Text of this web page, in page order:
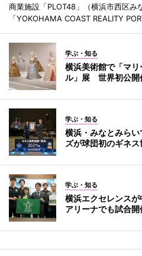
商業施設「PLOT48」（横浜市西区み
「YOKOHAMA COAST REALITY
学ぶ・知る
横浜美術館で「マ
ル」展 世界初公開
学ぶ・知る
横浜・みなとみら
ズが球団初のギネ
学ぶ・知る
横浜エクセレンス
アリーナでも試合開